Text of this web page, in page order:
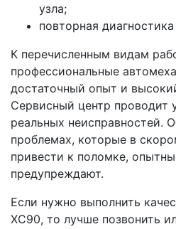
узла;
повторная
К перечисленным видам
профессиональные
достаточный опыт и
Сервисный центр проводит
реальных неисправностей.
проблемах, которые в
привести к поломке,
предупреждают.
Если нужно выполнить
XC90, то лучше позвонить